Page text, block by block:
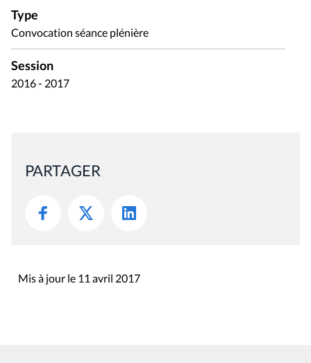
Type
Convocation séance plénière
Session
2016 - 2017
PARTAGER
Mis à jour le 11 avril 2017